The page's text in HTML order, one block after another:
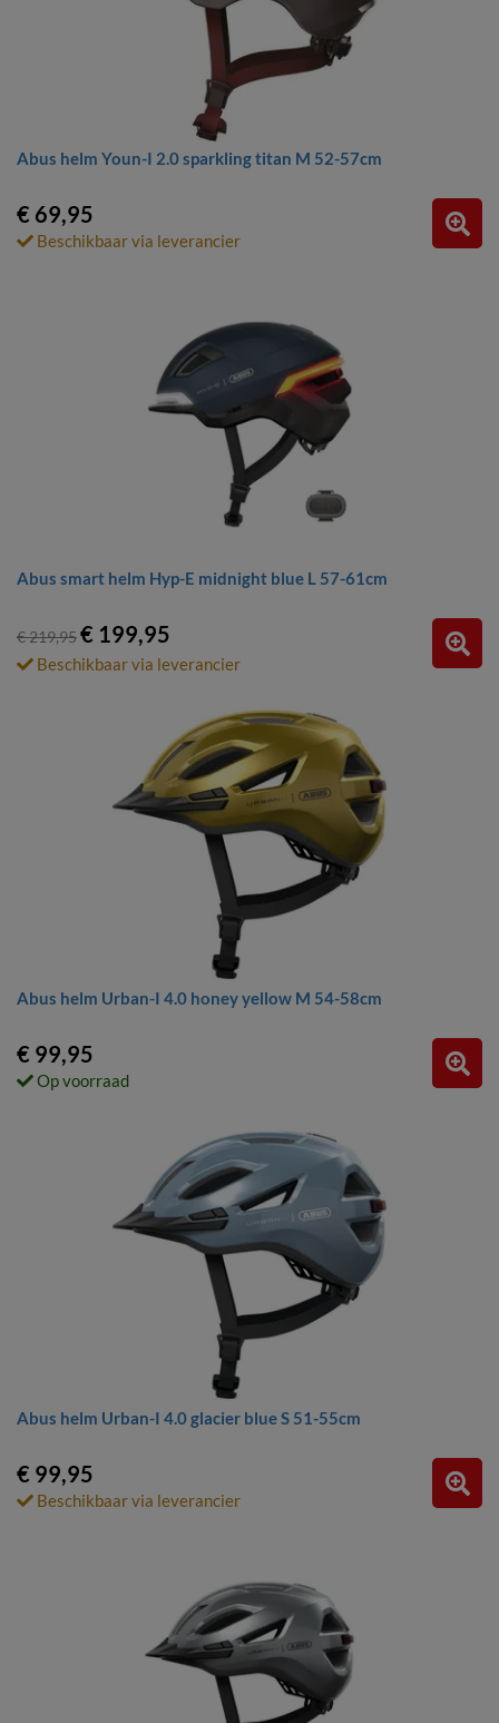
Abus helm Youn-I 2.0 sparkling titan M 52-57cm
€ 69,95
Beschikbaar via leverancier
Abus smart helm Hyp-E midnight blue L 57-61cm
€ 219,95€ 199,95
Beschikbaar via leverancier
Abus helm Urban-I 4.0 honey yellow M 54-58cm
€ 99,95
Op voorraad
Abus helm Urban-I 4.0 glacier blue S 51-55cm
€ 99,95
Beschikbaar via leverancier